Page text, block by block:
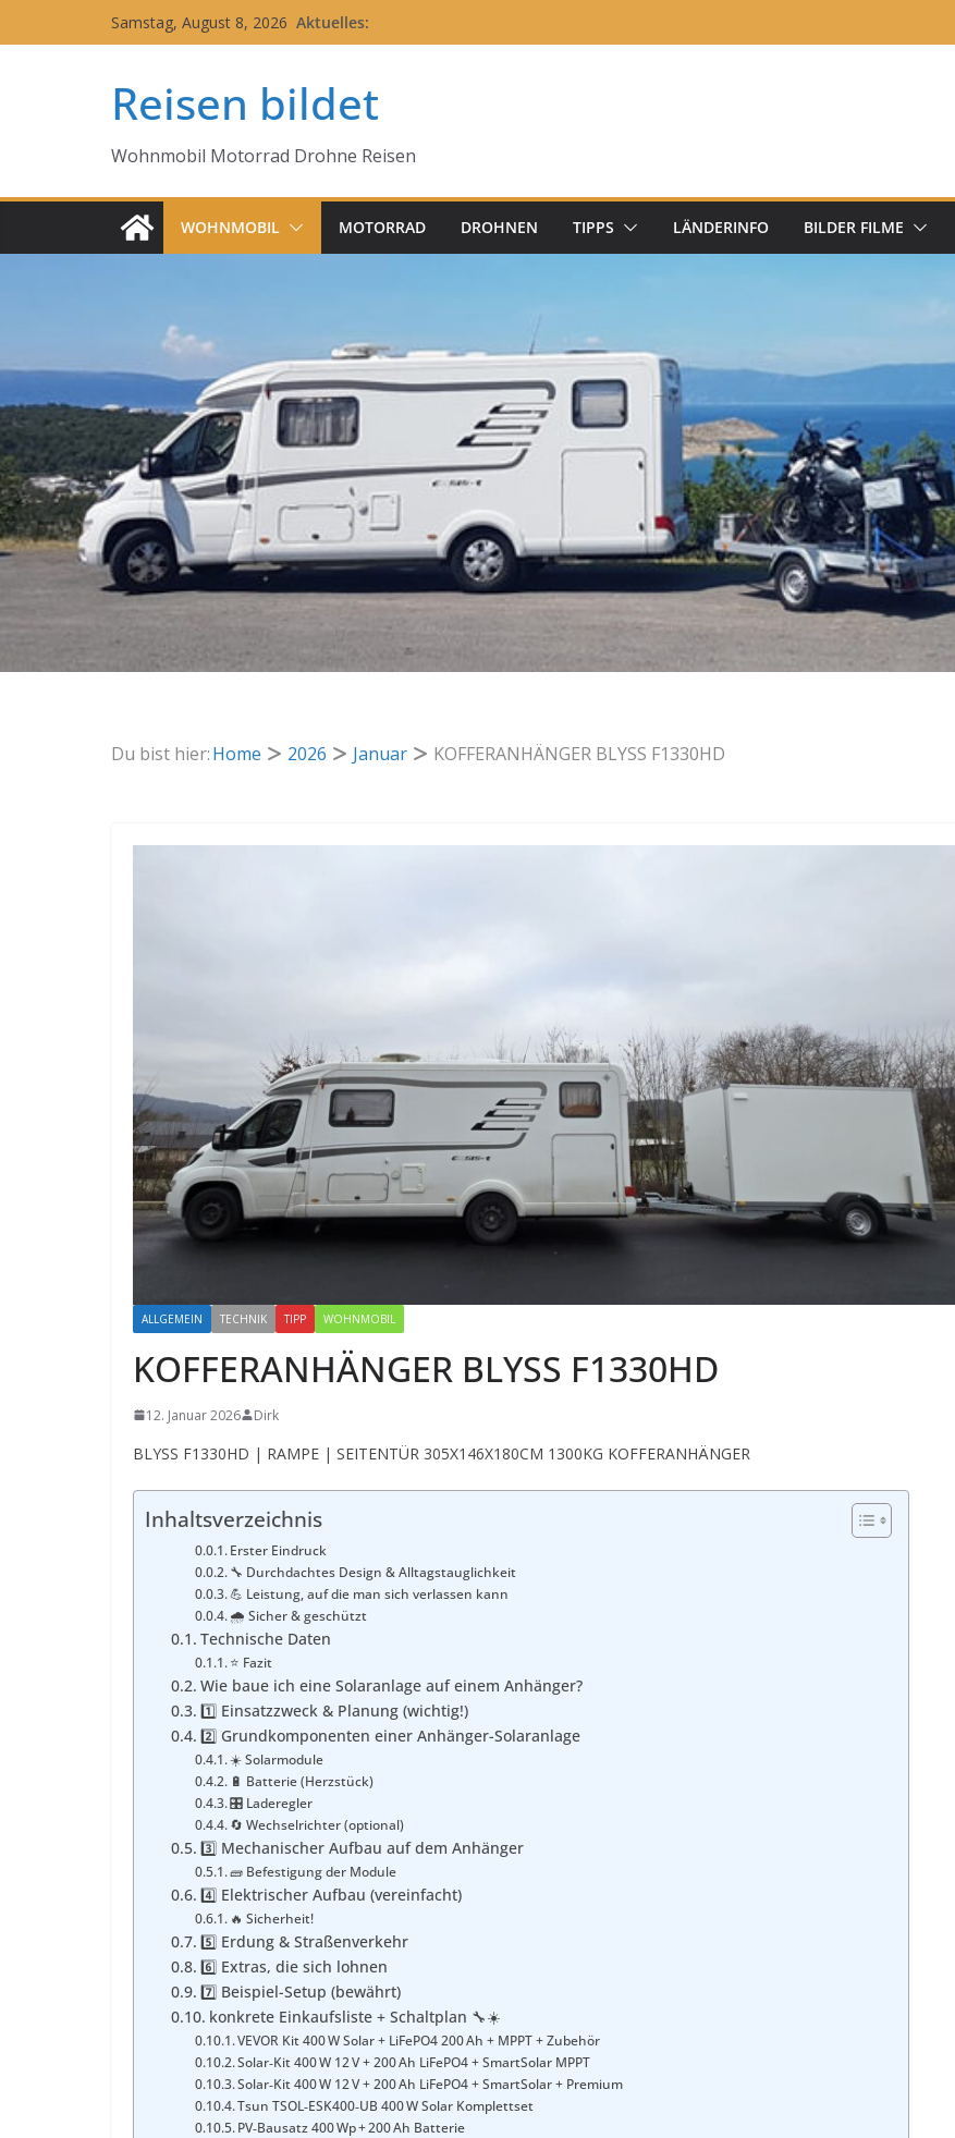
Inhalt
Samstag, August 8, 2026 Aktuelles:
Reisen bildet
Wohnmobil Motorrad Drohne Reisen
WOHNMOBIL MOTORRAD DROHNEN TIPPS LÄNDERINFO BILDER FILME
Du bist hier:Home 2026 Januar KOFFERANHÄNGER BLYSS F1330HD
ALLGEMEIN TECHNIK TIPP WOHNMOBIL
KOFFERANHÄNGER BLYSS F1330HD
12. Januar 2026 Dirk
BLYSS F1330HD | RAMPE | SEITENTÜR 305X146X180CM 1300KG KOFFERANHÄNGER
Inhaltsverzeichnis
Erster Eindruck
🔧 Durchdachtes Design & Alltagstauglichkeit
💪 Leistung, auf die man sich verlassen kann
🌧️ Sicher & geschützt
Technische Daten
⭐ Fazit
Wie baue ich eine Solaranlage auf einem Anhänger?
1️⃣ Einsatzzweck & Planung (wichtig!)
2️⃣ Grundkomponenten einer Anhänger-Solaranlage
☀️ Solarmodule
🔋 Batterie (Herzstück)
🎛️ Laderegler
🔄 Wechselrichter (optional)
3️⃣ Mechanischer Aufbau auf dem Anhänger
🧱 Befestigung der Module
4️⃣ Elektrischer Aufbau (vereinfacht)
🔥 Sicherheit!
5️⃣ Erdung & Straßenverkehr
6️⃣ Extras, die sich lohnen
7️⃣ Beispiel-Setup (bewährt)
konkrete Einkaufsliste + Schaltplan 🔧☀️
VEVOR Kit 400 W Solar + LiFePO4 200 Ah + MPPT + Zubehör
Solar‑Kit 400 W 12 V + 200 Ah LiFePO4 + SmartSolar MPPT
Solar‑Kit 400 W 12 V + 200 Ah LiFePO4 + SmartSolar + Premium
Tsun TSOL‑ESK400‑UB 400 W Solar Komplettset
PV‑Bausatz 400 Wp + 200 Ah Batterie